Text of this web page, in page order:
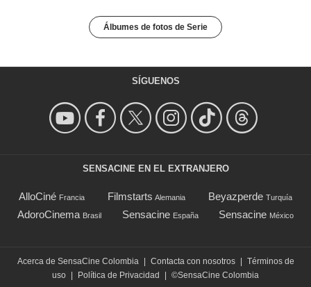
Álbumes de fotos de Serie
SÍGUENOS
SENSACINE EN EL EXTRANJERO
AlloCiné Francia Filmstarts Alemania Beyazperde Turquía
AdoroCinema Brasil Sensacine España Sensacine México
Acerca de SensaCine Colombia Contacta con nosotros
Términos de
uso
Política de Privacidad ©SensaCine Colombia